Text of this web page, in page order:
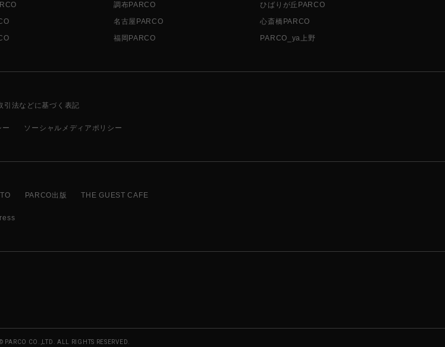
調布PARCO
ひばりが丘PARCO
名古屋PARCO
心斎橋PARCO
福岡PARCO PARCO_ya上野
引法などに基づく表記
ー ソーシャルメディアポリシー
PARCO出版 THE GUEST CAFE
PARCO CO.,LTD. ALL RIGHTS RESERVED.